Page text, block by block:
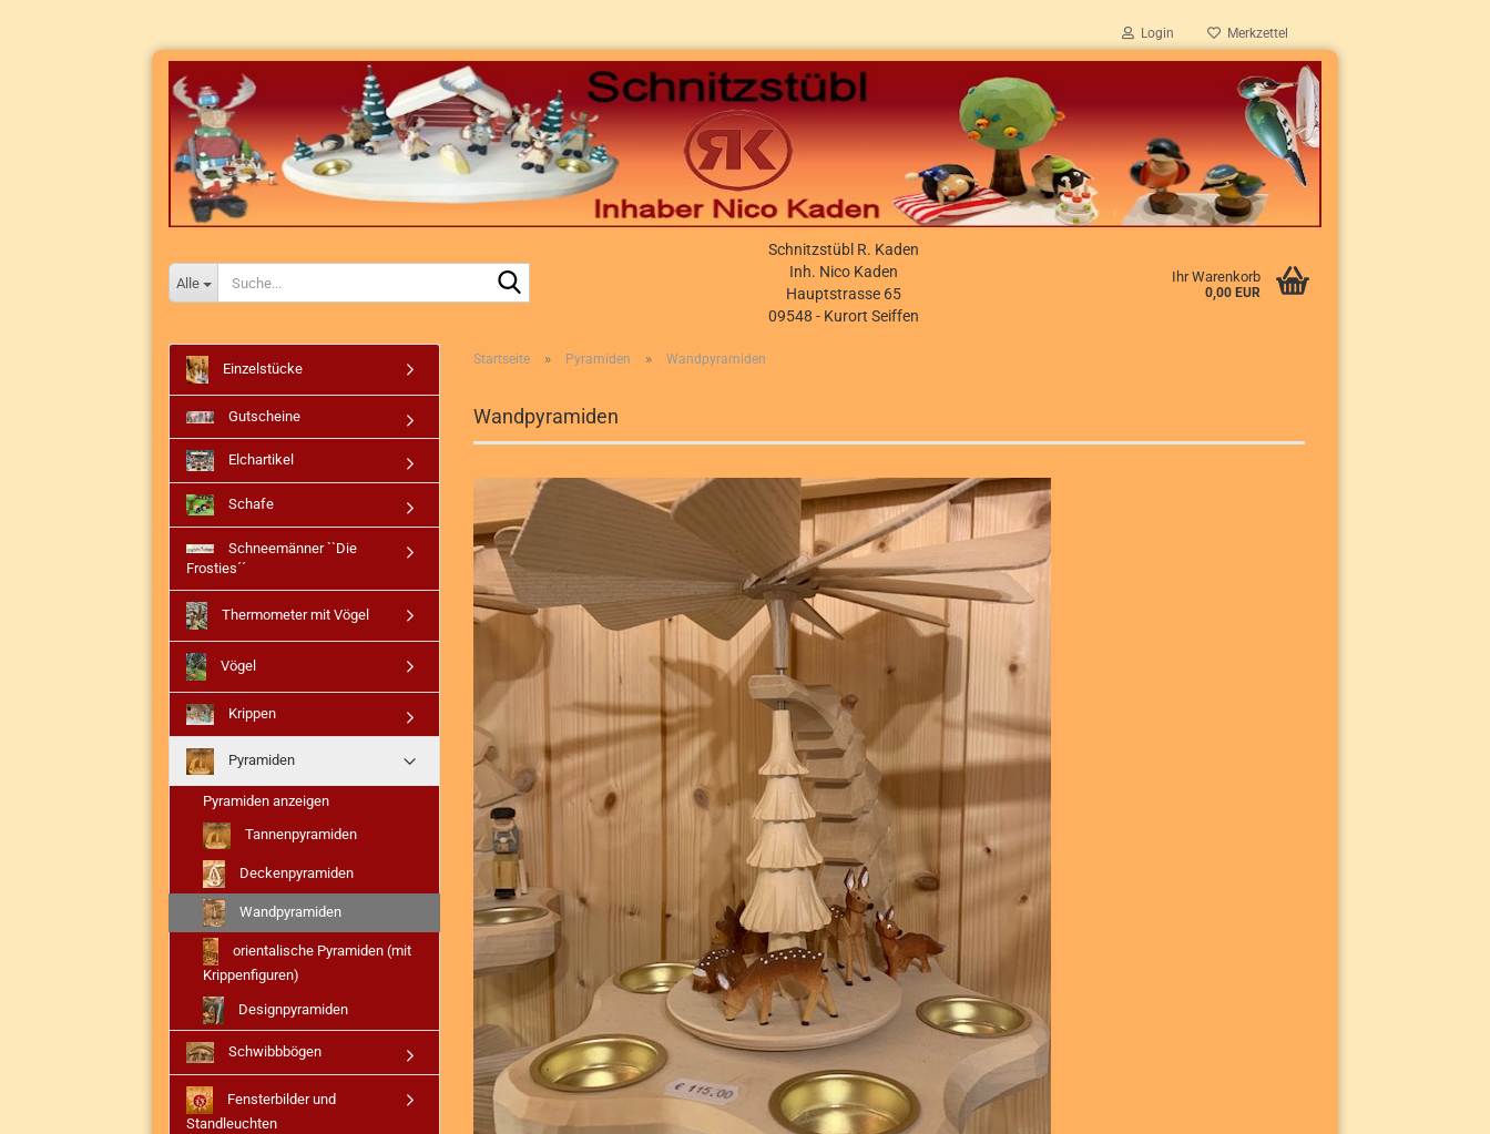
Login Merkzettel
Alle
Schnitzstübl R. Kaden
Inh. Nico Kaden
Hauptstrasse 65
09548 - Kurort Seiffen
Ihr Warenkorb
0,00 EUR
Startseite » Pyramiden » Wandpyramiden
Wandpyramiden
Einzelstücke
Gutscheine
Elchartikel
Schafe
Schneemänner ``Die
Frosties´´
Thermometer mit Vögel
Vögel
Krippen
Pyramiden
Pyramiden anzeigen
Tannenpyramiden
Deckenpyramiden
Wandpyramiden
orientalische Pyramiden (mit
Krippenfiguren)
Designpyramiden
Schwibbbögen
Fensterbilder und
Standleuchten